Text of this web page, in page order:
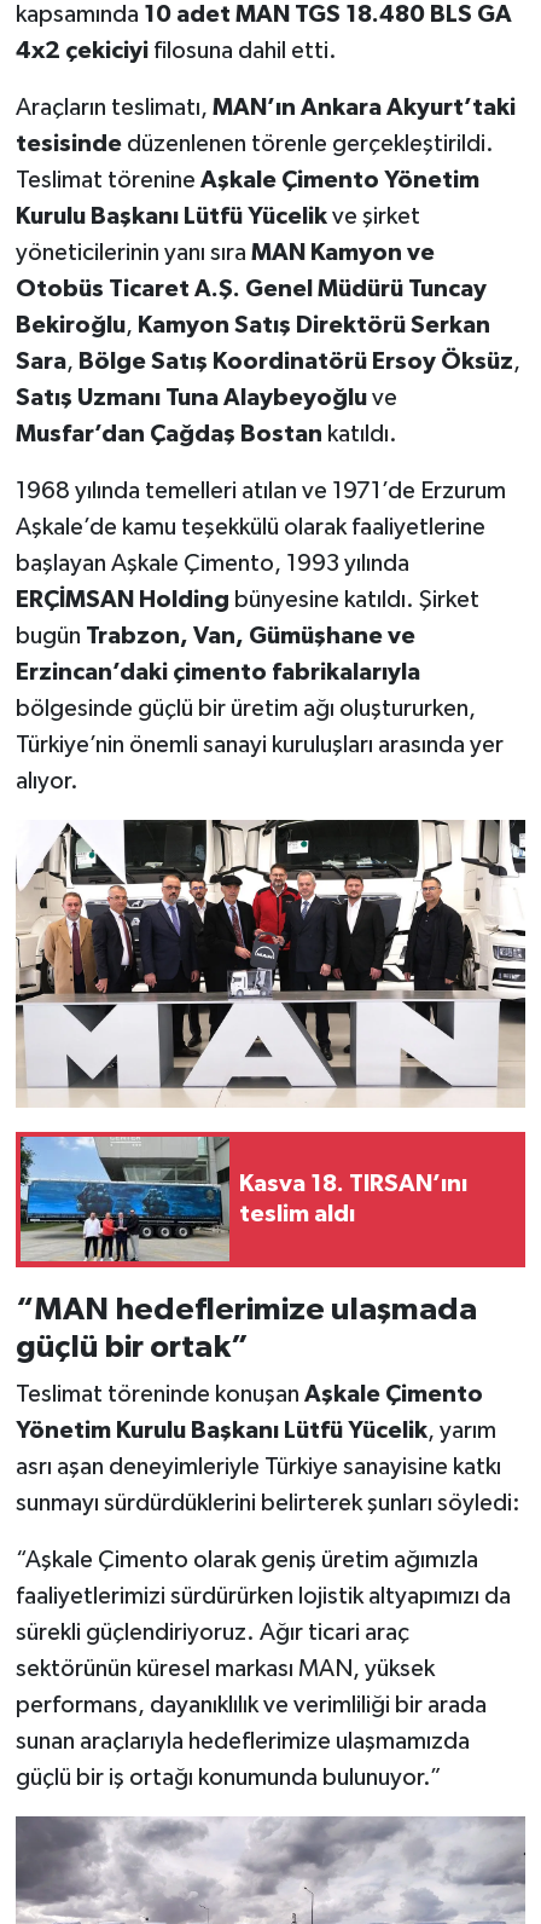
kapsamında 10 adet MAN TGS 18.480 BLS GA
4x2 çekiciyifilosuna dahil etti.
Araçların teslimatı, MAN’ın Ankara Akyurt’taki
tesisindedüzenlenen törenle gerçekleştirildi.
Teslimat törenine Aşkale Çimento Yönetim
Kurulu Başkanı Lütfü Yücelikve şirket
yöneticilerinin yanı sıra MAN Kamyon ve
Otobüs Ticaret A.Ş. Genel Müdürü Tuncay
Bekiroğlu, Kamyon Satış Direktörü Serkan
Sara, Bölge Satış Koordinatörü Ersoy Öksüz,
Satış Uzmanı Tuna Alaybeyoğluve
Musfar’dan Çağdaş Bostan katıldı.
1968 yılında temelleri atılan ve 1971’de Erzurum
Aşkale’de kamu teşekkülü olarak faaliyetlerine
başlayan Aşkale Çimento, 1993 yılında
ERÇİMSAN Holding bünyesine katıldı. Şirket
bugün Trabzon, Van, Gümüşhane ve
Erzincan’daki çimento fabrikalarıyla
bölgesinde güçlü bir üretim ağı oluştururken,
Türkiye’nin önemli sanayi kuruluşları arasında yer
alıyor.
Kasva 18. TIRSAN’ını
teslim aldı
“MAN hedeflerimize ulaşmada
güçlü bir ortak”
Teslimat töreninde konuşan Aşkale Çimento
Yönetim Kurulu Başkanı Lütfü Yücelik, yarım
asrı aşan deneyimleriyle Türkiye sanayisine katkı
sunmayı sürdürdüklerini belirterek şunları söyledi:
“Aşkale Çimento olarak geniş üretim ağımızla
faaliyetlerimizi sürdürürken lojistik altyapımızı da
sürekli güçlendiriyoruz. Ağır ticari araç
sektörünün küresel markası MAN, yüksek
performans, dayanıklılık ve verimliliği bir arada
sunan araçlarıyla hedeflerimize ulaşmamızda
güçlü bir iş ortağı konumunda bulunuyor.”